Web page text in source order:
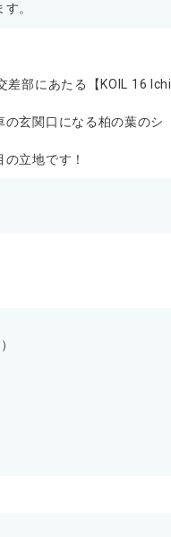
。
差部にあたる【KOIL 16 Ichi
玄関口になる柏の葉のシ
立地です！